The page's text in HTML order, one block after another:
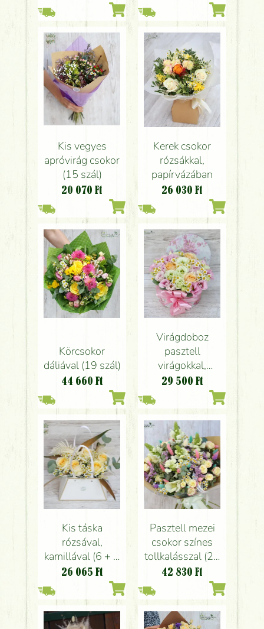
Kis vegyes
apróvirág csokor
(15 szál)
20 070 Ft
Kerek csokor
rózsákkal,
papírvázában
26 030 Ft
Körcsokor
dáliával (19 szál)
44 660 Ft
Virágdoboz
pasztell
virágokkal,
kamillával (12
29 500 Ft
Kis táska
rózsával,
kamillával (6 + 4
szál)
26 065 Ft
Pasztell mezei
csokor színes
tollkalásszal (21
szál)
42 830 Ft